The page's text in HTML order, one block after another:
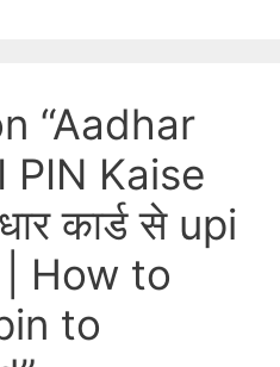
“Aadhar
PIN Kaise
कार्ड से upi
| How to
to